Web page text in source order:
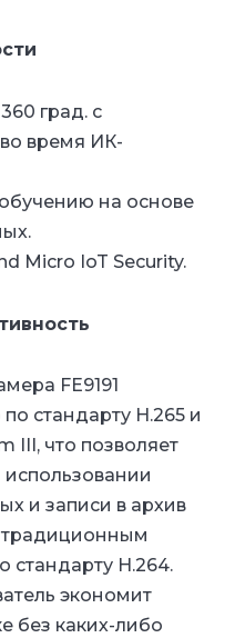
град. с
время ИК-
на основе
Micro IoT Security.
FE9191
стандарту H.265 и
III, что позволяет
и записи в архив
традиционным
стандарту H.264.
экономит
без каких-либо